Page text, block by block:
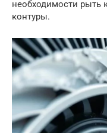
необходимости рыть
контуры.